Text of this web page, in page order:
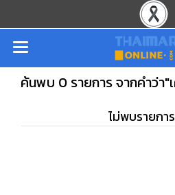
ค้นพบ 0 รายการ จากคำว่า"
ไม่พบรายกา